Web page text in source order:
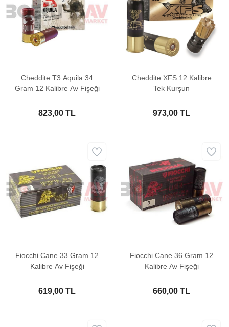
Cheddite T3 Aquila 34
Gram 12 Kalibre Av Fişeği
823,00 TL
Cheddite XFS 12 Kalibre
Tek Kurşun
973,00 TL
Fiocchi Cane 33 Gram 12
Kalibre Av Fişeği
619,00 TL
Fiocchi Cane 36 Gram 12
Kalibre Av Fişeği
660,00 TL